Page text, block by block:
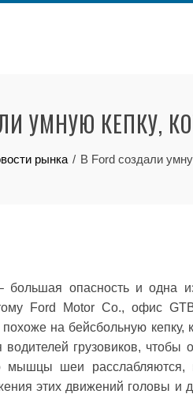
УМНУЮ КЕПКУ,
рынка В Ford создали
опасность и одна
Ford Motor Co., офис
на бейсбольную кепку,
грузовиков, чтобы
мышцы шеи расслабляются,
этих движений головы и